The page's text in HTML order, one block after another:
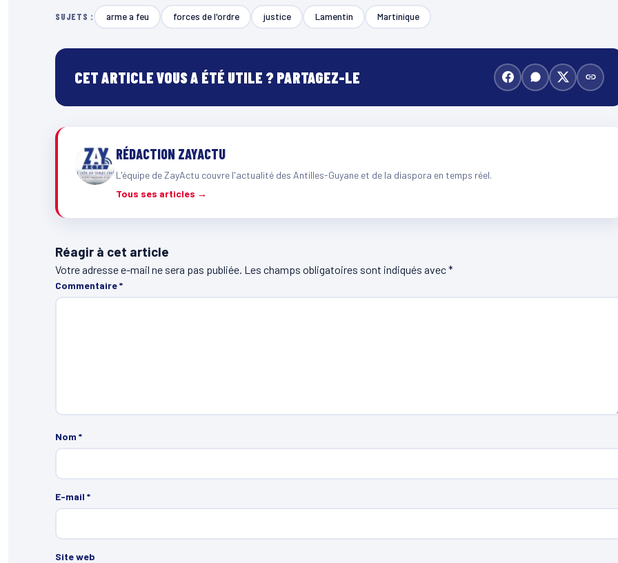
SUJETS : arme a feu forces de l'ordre justice Lamentin Martinique
CET ARTICLE VOUS A ÉTÉ UTILE ? PARTAGEZ-LE
RÉDACTION ZAYACTU
L'équipe de ZayActu couvre l'actualité des Antilles-Guyane et de la diaspora en temps réel.
Tous ses articles →
Réagir à cet article
Votre adresse e-mail ne sera pas publiée. Les champs obligatoires sont indiqués avec*
Commentaire*
Nom *
E-mail *
Site web